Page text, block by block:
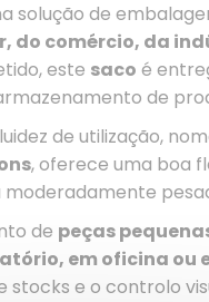
solução de
do comércio, da
este saco é
de
de utilização,
, oferece uma boa
de peças
em oficina ou
e o controlo